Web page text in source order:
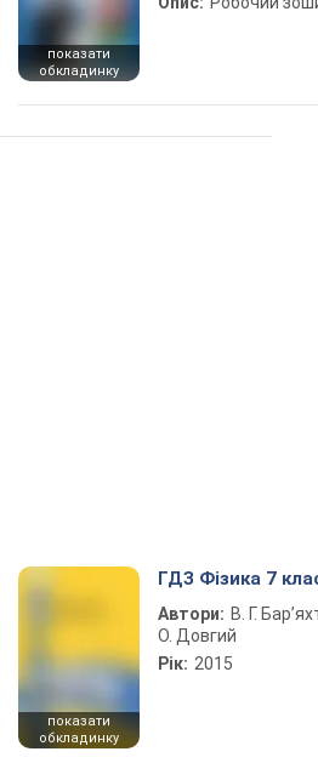
показати
обкладинку
показати
обкладинку
ГДЗ Фізика 7
Автори: В. Г.
О. Довгий
Рік: 2015